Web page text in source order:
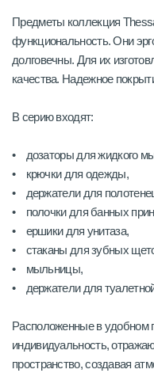
Предметы коллекция
функциональность. Они
долговечны. Для их
качества. Надежное
В серию входят:
• дозаторы для жидкого
• крючки для одежды,
• держатели для
• полочки для банных
• ершики для унитаза,
• стаканы для зубных
• мыльницы,
• держатели для
Расположенные в удобном
индивидуальность,
пространство, создавая